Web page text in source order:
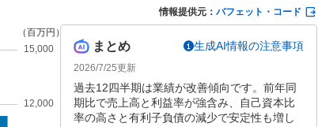
情報提供元： バフェット・コード
まとめ 生成AI情報の注意事項
2026/7/25更新
過去12四半期は業績が改善傾向です。前年同
期比で売上高と利益率が強含み、自己資本比
率の高さと有利子負債の減少で安定性も増し